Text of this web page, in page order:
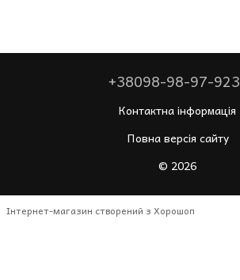
+38098-98-97-923
Контактна інформація
Повна версія сайту
© 2026
Інтернет-магазин створений з Хорошоп